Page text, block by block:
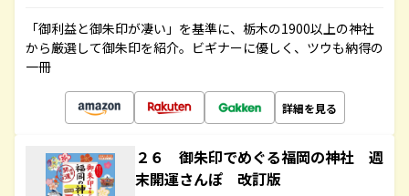
「御利益と御朱印が凄い」を基準に、栃木の1900以上の神社
から厳選して御朱印を紹介。ビギナーに優しく、ツウも納得の
一冊
詳細を見る
２６ 御朱印でめぐる福岡の神社 週
末開運さんぽ 改訂版